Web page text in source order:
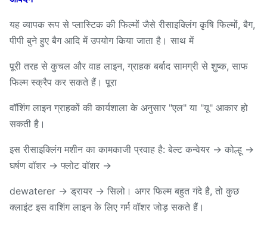
यह व्यापक रूप से प्लास्टिक की फिल्मों जैसे रीसाइक्लिंग कृषि फिल्मों, बैग,
पीपी बुने हुए बैग आदि में उपयोग किया जाता है। साथ में
पूरी तरह से कुचल और वाह लाइन, ग्राहक बर्बाद सामग्री से शुष्क, साफ
फिल्म स्क्रैप कर सकते हैं। पूरा
वॉशिंग लाइन ग्राहकों की कार्यशाला के अनुसार "एल" या "यू" आकार हो
सकती है।
इस रीसाइक्लिंग मशीन का कामकाजी प्रवाह है: बेल्ट कन्वेयर → कोल्हू →
घर्षण वॉशर → फ्लोट वॉशर →
dewaterer → ड्रायर → सिलो। अगर फिल्म बहुत गंदे है, तो कुछ
क्लाइंट इस वाशिंग लाइन के लिए गर्म वॉशर जोड़ सकते हैं।